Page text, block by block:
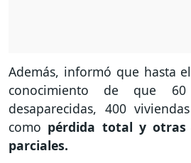
Además, informó que hasta
conocimiento de que 60
desaparecidas, 400
como pérdida total y otras
parciales.